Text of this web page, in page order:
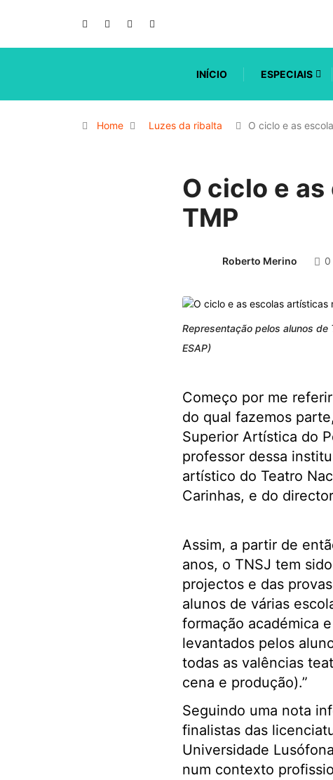
INÍCIO ESPECIAIS
Home Luzes da ribalta O ciclo e as
O ciclo e
TMP
Roberto Merino 0
Representação pelos alunos de
ESAP)
Começo por me
do qual fazemos
Superior Artística do
professor dessa
artístico do Teatro
Carinhas, e do
Assim, a partir de
anos, o TNSJ tem
projectos e das
alunos de várias
formação académica
levantados pelos
todas as valências
cena e produção).”
Seguindo uma nota
finalistas das
Universidade
num contexto